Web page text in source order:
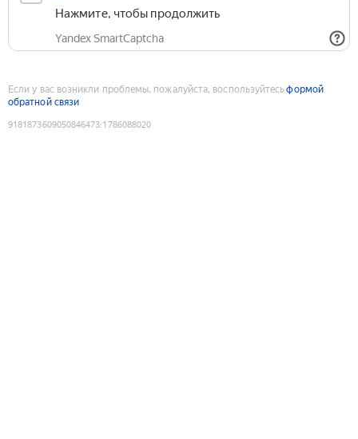
Нажмите, чтобы продолжить
Yandex SmartCaptcha
Если у вас возникли проблемы, пожалуйста, воспользуйтесьформой
обратной связи
9181873609050846473:1786088020